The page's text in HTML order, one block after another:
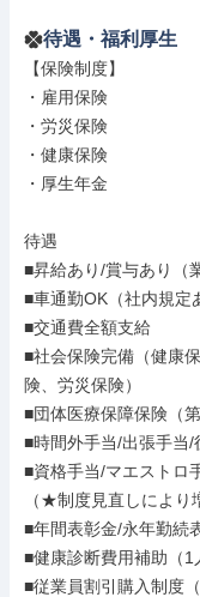
待遇・福利厚生
【保険制度】
・雇用保険
・労災保険
・健康保険
・厚生年金
待遇
■昇給あり/賞与あり（
■車通勤OK（社内規定
■交通費全額支給
■社会保険完備（健康
険、労災保険）
■団体医療保障保険（第
■時間外手当/出張手当/
■資格手当/マエストロ
（★制度見直しにより
■年間表彰金/永年勤続
■健康診断費用補助（1
■従業員割引購入制度